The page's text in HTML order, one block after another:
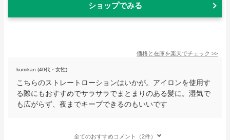
ショップでみる
価格と在庫を楽天でチェック >>
kumikan (40代・女性)
こちらのストレートローションはいかが。アイロンを使用す
る際にもおすすめでサラサラでまとまりのある髪に。湿気で
も広がらず、夜までキープできるのもいいです
全てのおすすめコメント（2件）